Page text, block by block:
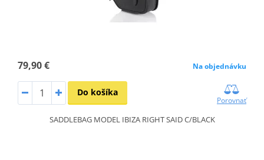
79,90 € Na objednávku
Do košíka
Porovnať
SADDLEBAG MODEL IBIZA RIGHT SAID C/BLACK